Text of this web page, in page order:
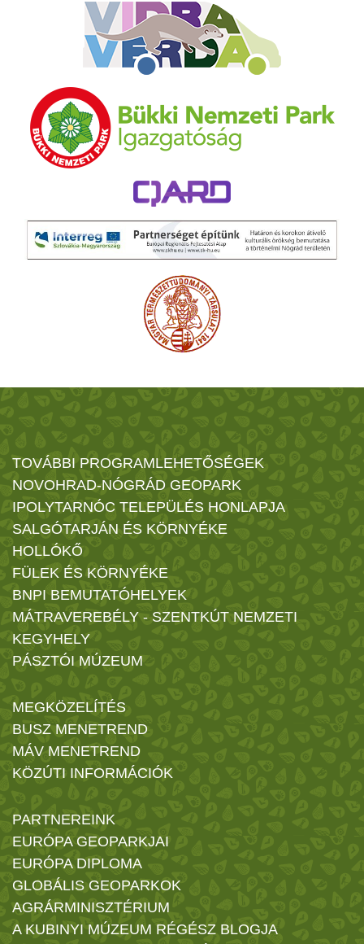
TOVÁBBI PROGRAMLEHETŐSÉGEK
NOVOHRAD-NÓGRÁD GEOPARK
IPOLYTARNÓC TELEPÜLÉS HONLAPJA
SALGÓTARJÁN ÉS KÖRNYÉKE
HOLLÓKŐ
FÜLEK ÉS KÖRNYÉKE
BNPI BEMUTATÓHELYEK
MÁTRAVEREBÉLY - SZENTKÚT NEMZETI
KEGYHELY
PÁSZTÓI MÚZEUM
MEGKÖZELÍTÉS
BUSZ MENETREND
MÁV MENETREND
KÖZÚTI INFORMÁCIÓK
PARTNEREINK
EURÓPA GEOPARKJAI
EURÓPA DIPLOMA
GLOBÁLIS GEOPARKOK
AGRÁRMINISZTÉRIUM
A KUBINYI MÚZEUM RÉGÉSZ BLOGJA